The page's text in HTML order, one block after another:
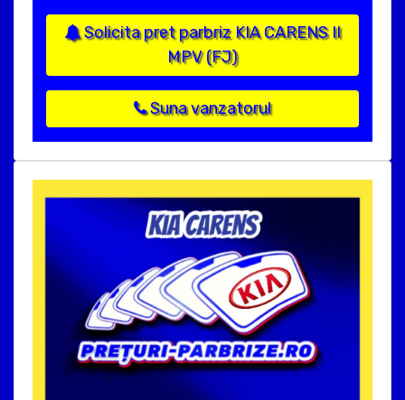
Solicita pret parbriz KIA CARENS II
MPV (FJ)
Suna vanzatorul